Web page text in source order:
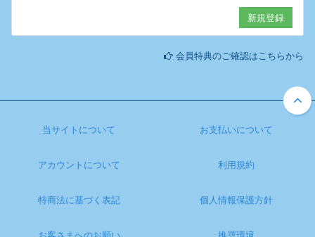
会員特典のご確認はこちらから
当サイトについて お支払いについて
アカウントについて 利用規約
特商法に基づく表記 個人情報保護方針